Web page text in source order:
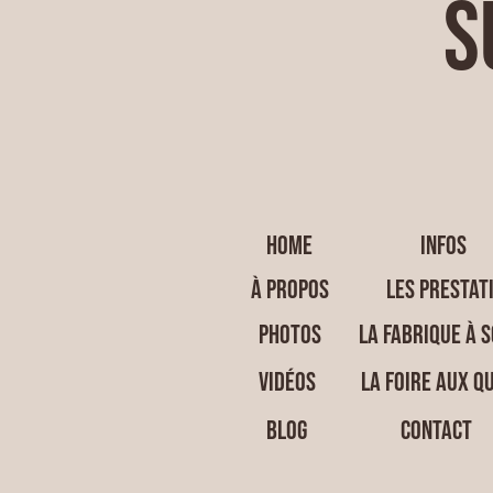
INFOS
LES
LA FABRIQUE À
LA FOIRE AUX
CONTACT
BLOG
VIDÉOS
PHOTOS
À PROPOS
HOME